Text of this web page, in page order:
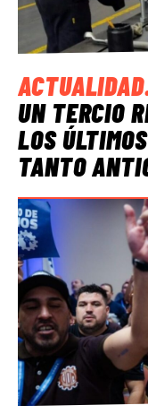
ACTUALIDAD
UN TERCIO
LOS
TANTO